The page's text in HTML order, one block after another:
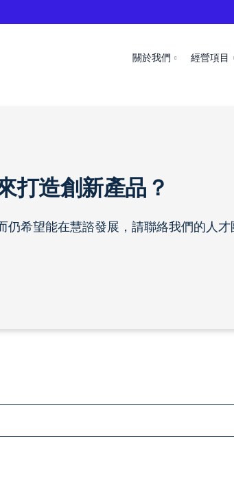
關於我們 經營項目
打造創新產品？
仍希望能在慧諮發展，請聯絡我們的人才